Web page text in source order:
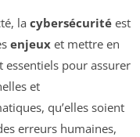
la cybersécurité est
enjeux et mettre en
essentiels pour assurer
et
qu’elles soient
erreurs humaines,